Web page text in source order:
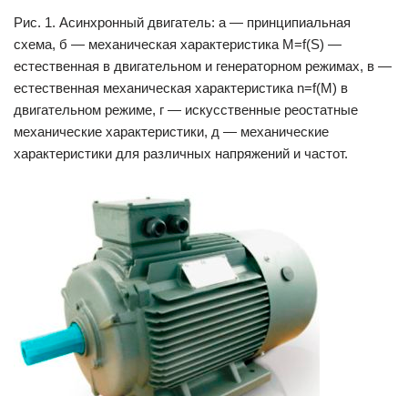
Рис. 1. Асинхронный двигатель: а — принципиальная
схема, б — механическая характеристика М=f(S) —
естественная в двигательном и генераторном режимах, в —
естественная механическая характеристика n=f(М) в
двигательном режиме, г — искусственные реостатные
механические характеристики, д — механические
характеристики для различных напряжений и частот.